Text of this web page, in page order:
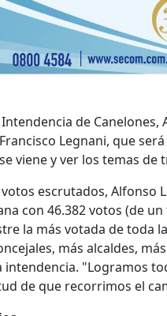
de
Legnani, que
viene y ver los temas de
votos escrutados,
con 46.382 votos (de
la más votada de toda
más alcaldes,
intendencia. "Logramos
de que recorrimos el